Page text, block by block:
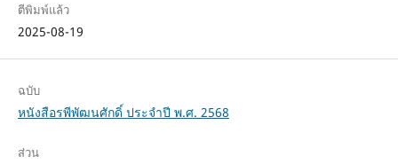
ตีพิมพ์แล้ว
2025-08-19
ฉบับ
หนังสือรพีพัฒนศักดิ์ ประจำปี พ.ศ. 2568
ส่วน